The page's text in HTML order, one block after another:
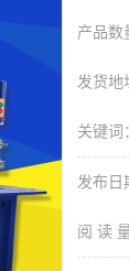
产品数
发货地
关键词
发布日
阅 读 量